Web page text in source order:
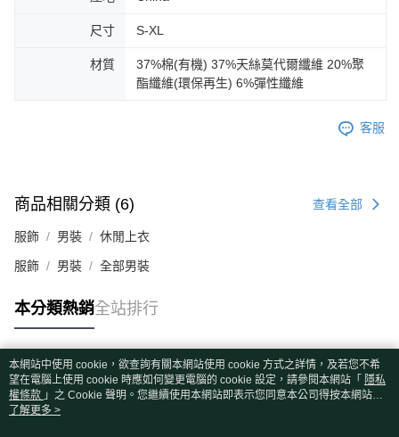
尺寸 S-XL
材質
37%棉(有機) 37%天絲莫代爾纖維 20%聚
酯纖維(環保再生) 6%彈性纖維
客服
商品相關分類 (6) 查看全部
服飾 男裝 休閒上衣
服飾 男裝 全部男裝
本分類熱銷全站排行
熱門標籤
本網站中使用 cookie，欲查詢有關本網站使用 cookie 方式之詳情，及若您不希
望在電腦上使用 cookie 時應如何變更電腦的 cookie 設定，請參閱本網站「 隱私
權條款 」之 Cookie 聲明。您繼續使用本網站即表示您同意本公司得按本網站使
用條款之 Cookie 聲明使用 cookie。
了解更多 >